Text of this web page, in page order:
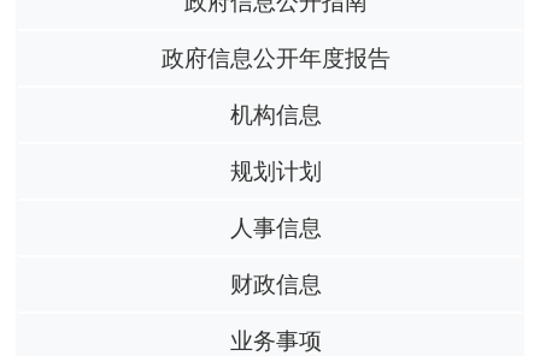
政府信息公开年度报告
机构信息
规划计划
人事信息
财政信息
业务事项